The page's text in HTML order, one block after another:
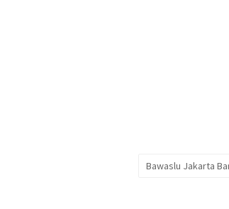
Bawaslu Jakarta